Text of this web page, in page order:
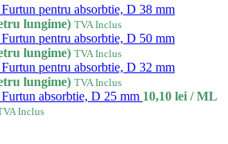
Furtun pentru absorbtie, D 38 mm
lungime) TVA Inclus
Furtun pentru absorbtie, D 50 mm
lungime) TVA Inclus
Furtun pentru absorbtie, D 32 mm
lungime) TVA Inclus
Furtun absorbtie, D 25 mm 10,10 lei / ML
Inclus